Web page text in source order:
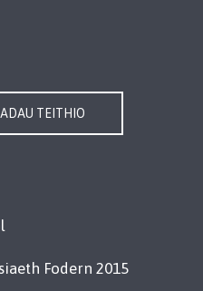
TEITHIO
Fodern 2015